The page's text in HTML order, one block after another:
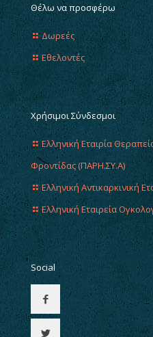
Θέλω να προσφέρω
Δωρεές
Εθελοντές
Χρήσιμοι Σύνδεσμοι
Ελληνική Εταιρία
Φροντίδας (ΠΑΡΗ.ΣΥ.Α)
Ελληνική Αντικαρκινική
Ελληνική Εταιρεία
Social